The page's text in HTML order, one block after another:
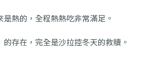
熱的，全程熱熱吃非常滿足。
存在，完全是沙拉控冬天的救贖。